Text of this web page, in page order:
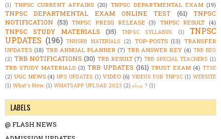
(1) TNPSC CURRENT AFFAIRS (20) TNPSC DEPARTMENTAL EXAM (19)
TNPSC DEPARTMENTAL EXAM ONLINE TEST (61)
TNPSC
NOTIFICATION (53) TNPSC PRESS RELEASE (3) TNPSC RESULT (4)
TNPSC STUDY MATERIALS (35) TNPSC SYLLABUS (1)
TNPSC
UPDATES (196) TNUSRB MATERIALS (2) TOP-POSTS (13) TRANSFER
UPDATES (18) TRB ANNUAL PLANNER (7) TRB ANSWER KEY (4) TRB BEO
(2) TRB NOTIFICATIONS (30) TRB RESULT (7) TRB SPECIAL TEACHERS (1)
TRB STUDY MATERIALS (3) TRB UPDATES (161) TRUST EXAM (4) TTSE
(2) UGC NEWS (4) UPS UPDATES (1) VIDEO (6) VIDEOS FOR TNPSC (1) WEBSITE
(1) What's New. (1) WHATSAPP UPLOAD 2023 (2) எப்படி ? (1)
LABELS
@ FLASH NEWS